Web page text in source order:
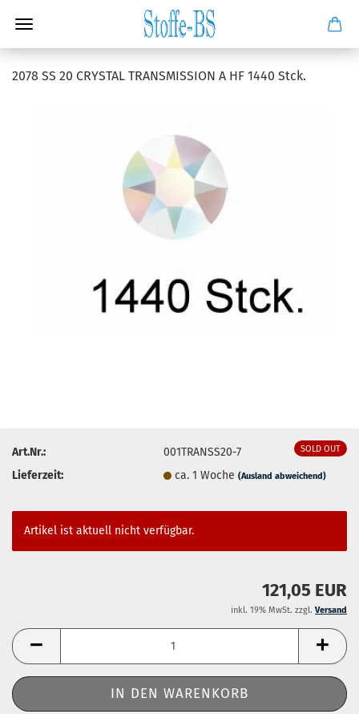
2078 SS 20 CRYSTAL TRANSMISSION A HF 1440 Stck.
SOLD OUT
Art.Nr.:
001TRANSS20-7
Lieferzeit:
ca. 1 Woche(Ausland abweichend)
Artikel ist aktuell nicht verfügbar.
121,05 EUR
inkl. 19% MwSt. zzgl. Versand